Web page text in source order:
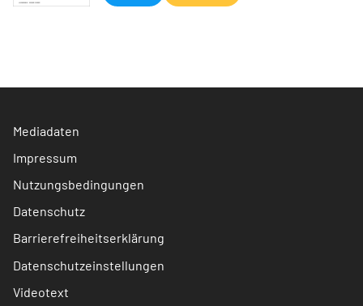
Mediadaten
Impressum
Nutzungsbedingungen
Datenschutz
Barrierefreiheitserklärung
Datenschutzeinstellungen
Videotext